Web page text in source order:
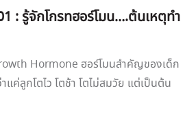
: รู้จักโกรทฮอร์โมน….ต้นเหตุทำ
Hormone ฮอร์โมนสำคัญของเด็ก
ค่ลูกโตไว โตช้า โตไม่สมวัย แต่เป็นต้น